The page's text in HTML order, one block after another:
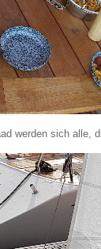
werden sich alle,